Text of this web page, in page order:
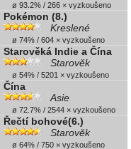
ø 93.2% / 266 × vyzkoušeno
Pokémon (8.)
Kreslené
ø 74% / 604 × vyzkoušeno
Starověká Indie a Čína
Starověk
ø 54% / 5201 × vyzkoušeno
Čína
Asie
ø 72.7% / 2544 × vyzkoušeno
Řečtí bohové(6.)
Starověk
ø 64% / 750 × vyzkoušeno